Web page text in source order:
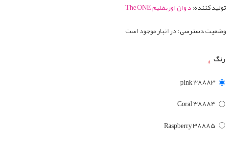
تولید کننده:د وان اوریفلیم The ONE
وضعیت دسترسی:در انبار موجود است
رنگ*
pink 38883
Coral 38884
Raspberry 38885